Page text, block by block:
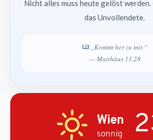
Nicht alles muss heute gelöst
das Unvollendete.
„Kommt her zu mir.“
— Matthäus 11,28
Wien
sonnig